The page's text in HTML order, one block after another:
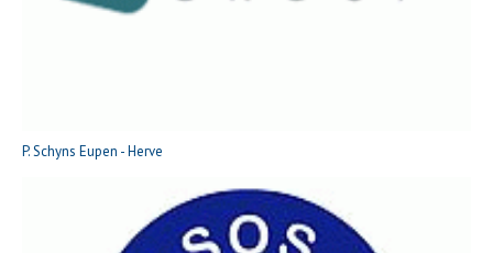
P. Schyns Eupen - Herve